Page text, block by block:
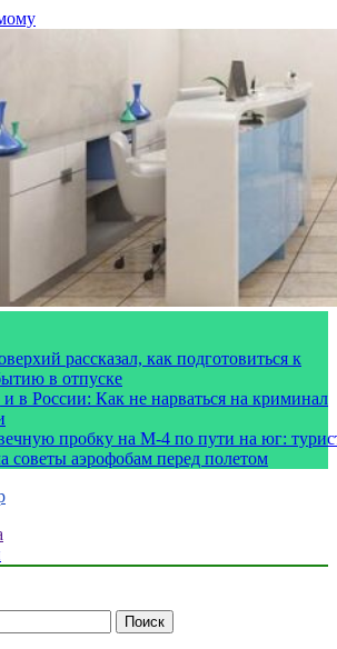
рассказал, как подготовиться к
в отпуске
в России: Как не нарваться на криминал
пробку на М-4 по пути на юг:
советы аэрофобам перед полетом